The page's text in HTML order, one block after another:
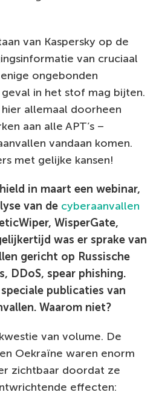
van Kaspersky op de
van cruciaal
ongebonden
in het stof mag bijten.
allemaal doorheen
aan alle APT’s –
vandaan komen.
met gelijke kansen!
in maart een webinar,
van de cyberaanvallen
WisperGate,
was er sprake van
gericht op Russische
DDoS, spear phishing.
publicaties van
Waarom niet?
van volume. De
Oekraïne waren enorm
zichtbaar doordat ze
effecten: